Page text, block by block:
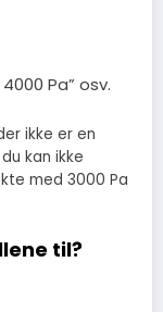
Pa” osv.
ikke er en
kan ikke
med 3000 Pa
til?